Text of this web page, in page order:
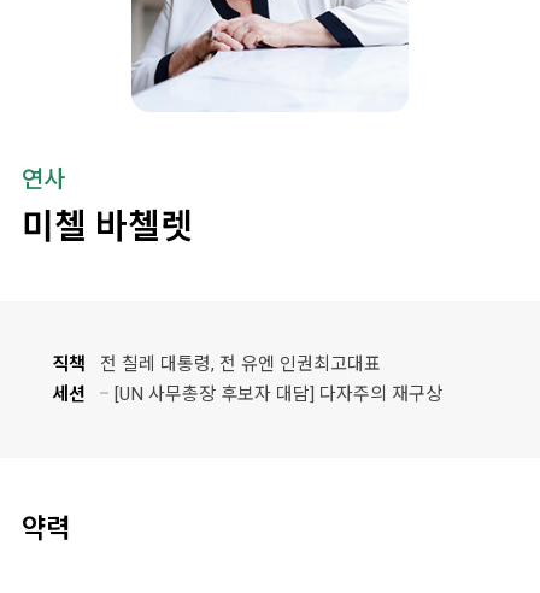
연사
미첼 바첼렛
직책
전 칠레 대통령, 전 유엔 인권최고대표
세션
[UN 사무총장 후보자 대담] 다자주의 재구상
약력